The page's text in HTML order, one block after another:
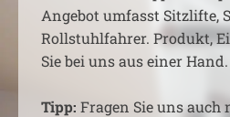
Angebot umfasst Sitzlifte,
Rollstuhlfahrer. Produkt,
Sie bei uns aus einer Hand.
Tipp: Fragen Sie uns auch